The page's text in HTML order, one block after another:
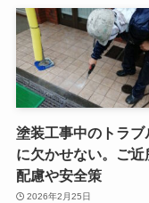
塗装工事中のトラブ
に欠かせない。ご近
配慮や安全策
2026年2月25日